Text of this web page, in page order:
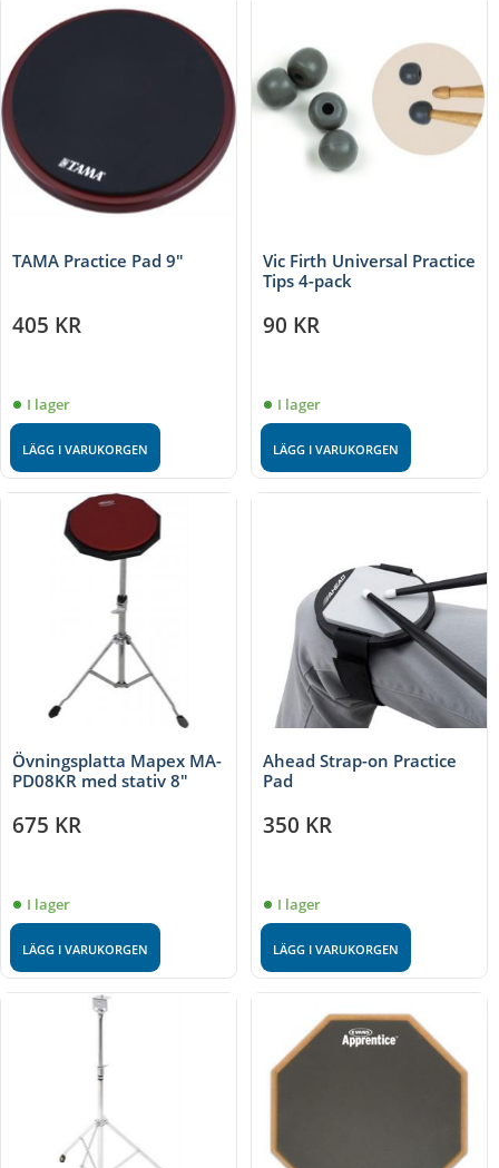
TAMA Practice Pad 9"
405 KR
I lager
LÄGG I VARUKORGEN
Vic Firth Universal Practice
Tips 4-pack
90 KR
I lager
LÄGG I VARUKORGEN
Övningsplatta Mapex MA-
PD08KR med stativ 8"
675 KR
I lager
LÄGG I VARUKORGEN
Ahead Strap-on Practice
Pad
350 KR
I lager
LÄGG I VARUKORGEN